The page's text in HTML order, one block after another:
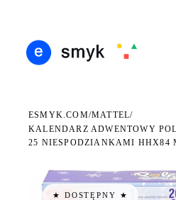
ESMYK.COM/MATTEL/
KALENDARZ ADWENTOWY
25 NIESPODZIANKAMI HHX84
★ DOSTĘPNY ★